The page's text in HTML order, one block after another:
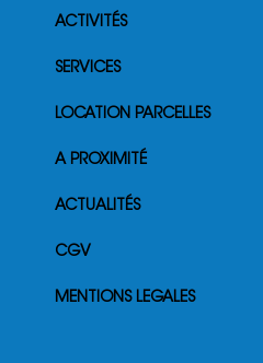
ACTIVITÉS
SERVICES
LOCATION PARCELLES
A PROXIMITÉ
ACTUALITÉS
CGV
MENTIONS LEGALES